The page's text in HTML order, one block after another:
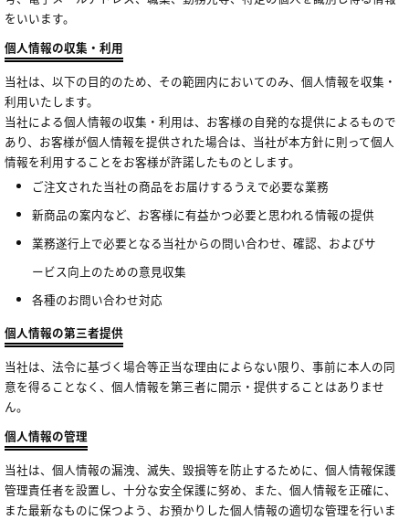
をいいます。
個人情報の収集・利用
当社は、以下の目的のため、その範囲内においてのみ、個人情報を収集・
利用いたします。
当社による個人情報の収集・利用は、お客様の自発的な提供によるもので
あり、お客様が個人情報を提供された場合は、当社が本方針に則って個人
情報を利用することをお客様が許諾したものとします。
ご注文された当社の商品をお届けするうえで必要な業務
新商品の案内など、お客様に有益かつ必要と思われる情報の提供
業務遂行上で必要となる当社からの問い合わせ、確認、およびサ
ービス向上のための意見収集
各種のお問い合わせ対応
個人情報の第三者提供
当社は、法令に基づく場合等正当な理由によらない限り、事前に本人の同
意を得ることなく、個人情報を第三者に開示・提供することはありませ
ん。
個人情報の管理
当社は、個人情報の漏洩、滅失、毀損等を防止するために、個人情報保護
管理責任者を設置し、十分な安全保護に努め、また、個人情報を正確に、
また最新なものに保つよう、お預かりした個人情報の適切な管理を行いま